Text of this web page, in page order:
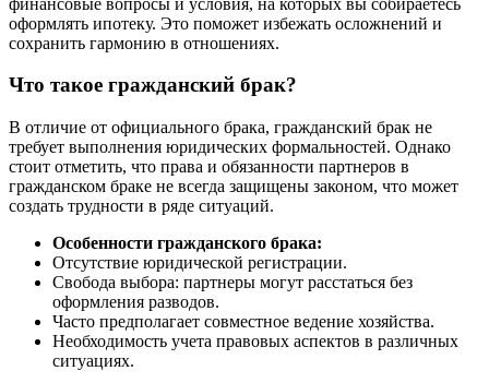
оформлять ипотеку. Это поможет избежать осложнений и
сохранить гармонию в отношениях.
Что такое гражданский брак?
В отличие от официального брака, гражданский брак не
требует выполнения юридических формальностей. Однако
стоит отметить, что права и обязанности партнеров в
гражданском браке не всегда защищены законом, что может
создать трудности в ряде ситуаций.
Особенности гражданского брака:
Отсутствие юридической регистрации.
Свобода выбора: партнеры могут расстаться без
оформления разводов.
Часто предполагает совместное ведение хозяйства.
Необходимость учета правовых аспектов в различных
ситуациях.